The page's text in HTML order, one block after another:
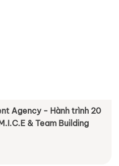
Agency - Hành trình 20
& Team Building